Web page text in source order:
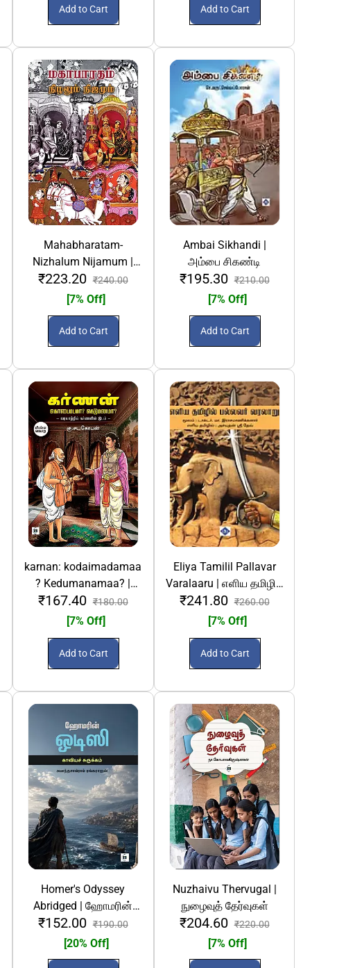
Add to Cart Add to Cart
Mahabharatam-
Nizhalum Nijamum |
மகாபாரதம் நிழலும்
நிஜமும்
₹223.20 ₹240.00
[7% Off]
Add to Cart
Ambai Sikhandi |
அம்பை சிகண்டி
₹195.30 ₹210.00
[7% Off]
Add to Cart
karnan: kodaimadamaa
? Kedumanamaa? |
கர்ணன் கொடைமடமா?
கெடுமனமா?
₹167.40 ₹180.00
[7% Off]
Add to Cart
Eliya Tamilil Pallavar
Varalaaru | எளிய தமிழில்
பல்லவர் வரலாறு
₹241.80 ₹260.00
[7% Off]
Add to Cart
Homer's Odyssey
Abridged | ஹோமரின்
ஒடிஸி காவியச் சுருக்கம்
₹152.00 ₹190.00
[20% Off]
Nuzhaivu Thervugal |
நுழைவுத் தேர்வுகள்
₹204.60 ₹220.00
[7% Off]